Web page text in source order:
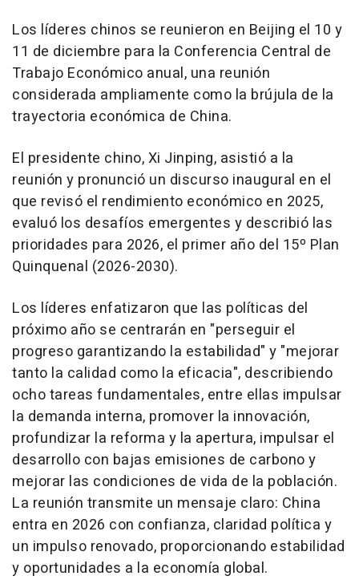
Los líderes chinos se reunieron en Beijing el 10 y
11 de diciembre para la Conferencia Central de
Trabajo Económico anual, una reunión
considerada ampliamente como la brújula de la
trayectoria económica de China.
El presidente chino, Xi Jinping, asistió a la
reunión y pronunció un discurso inaugural en el
que revisó el rendimiento económico en 2025,
evaluó los desafíos emergentes y describió las
prioridades para 2026, el primer año del 15º Plan
Quinquenal (2026-2030).
Los líderes enfatizaron que las políticas del
próximo año se centrarán en "perseguir el
progreso garantizando la estabilidad" y "mejorar
tanto la calidad como la eficacia", describiendo
ocho tareas fundamentales, entre ellas impulsar
la demanda interna, promover la innovación,
profundizar la reforma y la apertura, impulsar el
desarrollo con bajas emisiones de carbono y
mejorar las condiciones de vida de la población.
La reunión transmite un mensaje claro: China
entra en 2026 con confianza, claridad política y
un impulso renovado, proporcionando estabilidad
y oportunidades a la economía global.